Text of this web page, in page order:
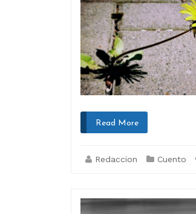
Read More
Redaccion Cuento